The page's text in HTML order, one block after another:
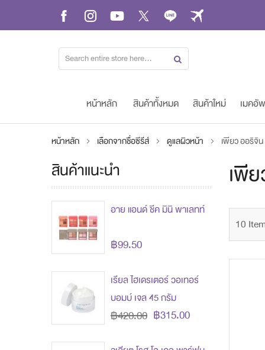
Skip
Content
หน้าหลัก สินค้าทั้งหมด สินค้าใหม่ เมคอัพ
หน้าหลัก เลือกจากชื่อซีรีส์ ดูแลผิวหน้า เพียว ออริจิน
เพี
10
สินค้าแนะนำ
อาย แอนด์ ชีค มินิ พาเลทท์
฿99.50
เรียล ไฮเดรเตอร์ วอเทอร์
บอมบ์ เจล 45 กรัม
฿315.00
฿420.00